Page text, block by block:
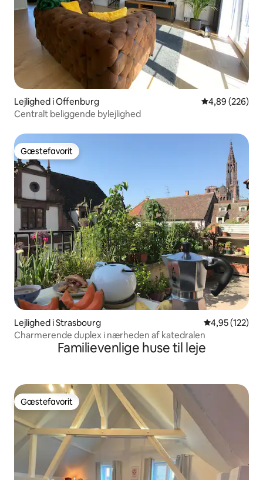
Lejlighed i Offenburg 4,89 ud af 5 i
4,89 (226)
Centralt beliggende bylejlighed
Gæstefavorit
Gæstefavorit
Lejlighed i Strasbourg 4,95 ud af 5 i
4,95 (122)
Charmerende duplex i nærheden af katedralen
Familievenlige huse til leje
Gæstefavorit
Gæstefavorit